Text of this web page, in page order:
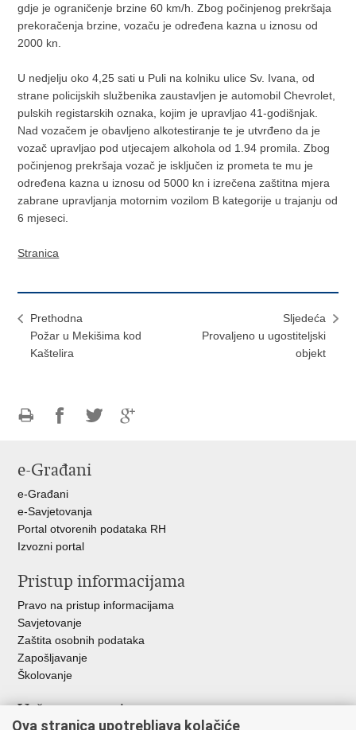
gdje je ograničenje brzine 60 km/h. Zbog počinjenog prekršaja
prekoračenja brzine, vozaču je određena kazna u iznosu od
2000 kn.
U nedjelju oko 4,25 sati u Puli na kolniku ulice Sv. Ivana, od
strane policijskih službenika zaustavljen je automobil Chevrolet,
pulskih registarskih oznaka, kojim je upravljao 41-godišnjak.
Nad vozačem je obavljeno alkotestiranje te je utvrđeno da je
vozač upravljao pod utjecajem alkohola od 1.94 promila. Zbog
počinjenog prekršaja vozač je isključen iz prometa te mu je
određena kazna u iznosu od 5000 kn i izrečena zaštitna mjera
zabrane upravljanja motornim vozilom B kategorije u trajanju od
6 mjeseci.
Stranica
Prethodna
Požar u Mekišima kod
Kaštelira
Sljedeća
Provaljeno u ugostiteljski
objekt
FacebookuTwitteru
e-Građani
e-Građani
e-Savjetovanja
Portal otvorenih podataka RH
Izvozni portal
Pristup informacijama
Pravo na pristup informacijama
Savjetovanje
Zaštita osobnih podataka
Zapošljavanje
Školovanje
Važne poveznice
Ova stranica upotrebljava kolačiće